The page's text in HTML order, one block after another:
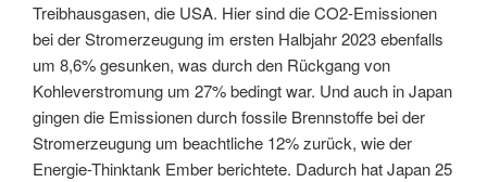
Treibhausgasen, die USA. Hier sind die CO2-Emissionen
bei der Stromerzeugung im ersten Halbjahr 2023 ebenfalls
um 8,6% gesunken, was durch den Rückgang von
Kohleverstromung um 27% bedingt war. Und auch in Japan
gingen die Emissionen durch fossile Brennstoffe bei der
Stromerzeugung um beachtliche 12% zurück, wie der
Energie-Thinktank Ember berichtete. Dadurch hat Japan 25